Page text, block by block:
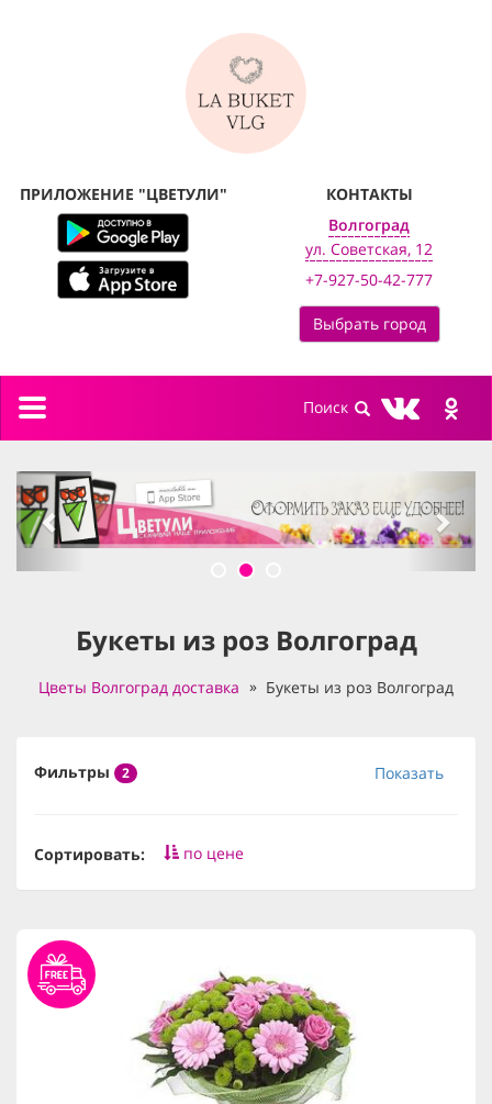
ПРИЛОЖЕНИЕ "ЦВЕТУЛИ"
КОНТАКТЫ
Волгоград
ул. Советская, 12
+7-927-50-42-777
Выбрать город
Toggle
previous
Букеты из роз Волгоград
Цветы Волгоград доставка Букеты из роз Волгоград
Фильтры 2 Показать
Сортировать: по цене